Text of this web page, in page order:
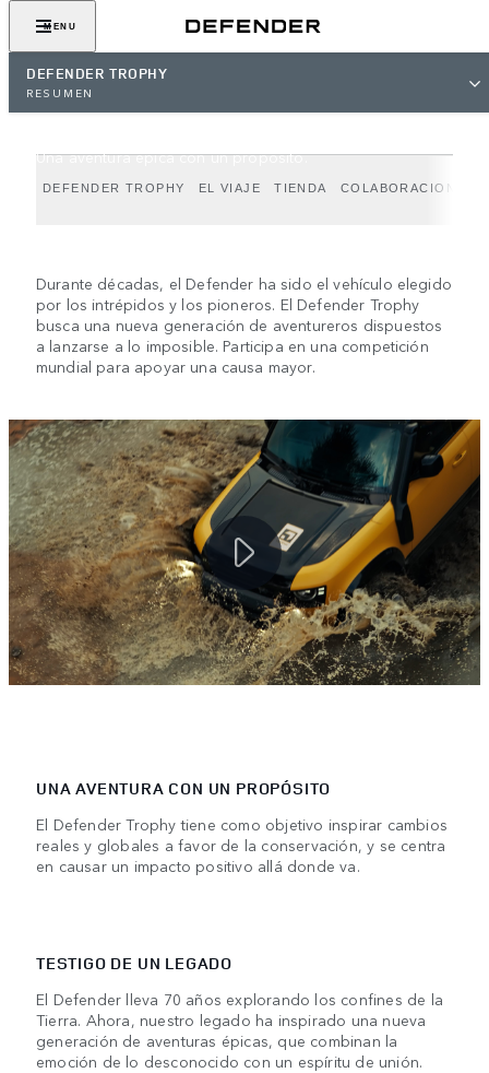
MENU
DEFENDER TROPHY
RESUMEN
DEFENDER TROPHY
Una aventura épica con un propósito.
DEFENDER TROPHY EL VIAJE TIENDA COLABORACIONES
Durante décadas, el Defender ha sido el vehículo elegido
por los intrépidos y los pioneros. El Defender Trophy
busca una nueva generación de aventureros dispuestos
a lanzarse a lo imposible. Participa en una competición
mundial para apoyar una causa mayor.
UNA AVENTURA CON UN PROPÓSITO
El Defender Trophy tiene como objetivo inspirar cambios
reales y globales a favor de la conservación, y se centra
en causar un impacto positivo allá donde va.
TESTIGO DE UN LEGADO
El Defender lleva 70 años explorando los confines de la
Tierra. Ahora, nuestro legado ha inspirado una nueva
generación de aventuras épicas, que combinan la
emoción de lo desconocido con un espíritu de unión.